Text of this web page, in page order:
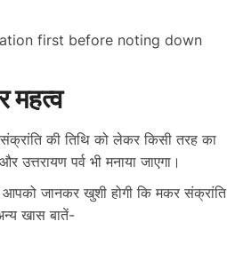
first before noting down
महत्व
की तिथि को लेकर किसी तरह का
पर्व भी मनाया जाएगा।
आपको जानकर खुशी होगी कि मकर संक्रांति
खास बातें-